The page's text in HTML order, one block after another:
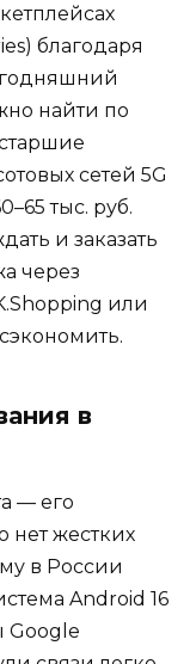
благодаря
найти по
сетей 5G
тыс. руб.
и заказать
через
или
в
— его
нет жестких
в России
Android 16
Google